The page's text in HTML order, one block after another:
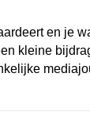
en je
kleine